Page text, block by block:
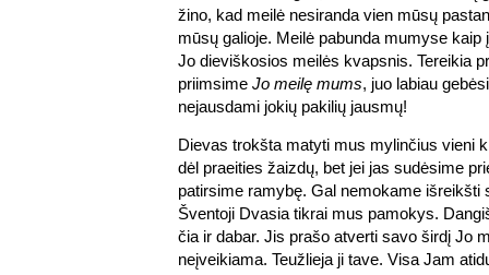
žino, kad meilė nesiranda vien mūsų
mūsų galioje. Meilė pabunda mumyse kaip
Jo dieviškosios meilės kvapsnis. Tereikia
priimsime Jo meilę mums, juo labiau
nejausdami jokių pakilių jausmų!
Dievas trokšta matyti mus mylinčius vieni
dėl praeities žaizdų, bet jei jas sudėsime
patirsime ramybę. Gal nemokame išreikšti
Šventoji Dvasia tikrai mus pamokys.
čia ir dabar. Jis prašo atverti savo širdį Jo
neįveikiama. Teužlieja ji tave. Visa Jam